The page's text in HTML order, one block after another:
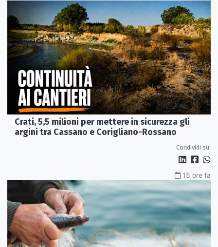
Crati, 5,5 milioni per mettere in sicurezza gli
argini tra Cassano e Corigliano-Rossano
Condividi su:
15 ore fa